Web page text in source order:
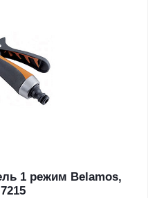
1 режим Belamos,